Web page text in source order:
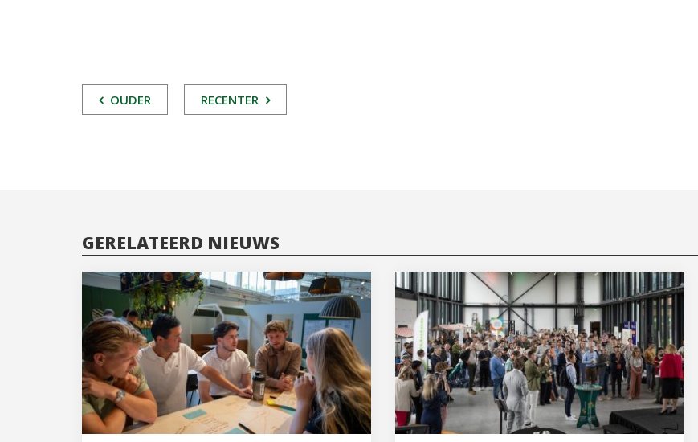
POST
OUDER RECENTER
GERELATEERD NIEUWS